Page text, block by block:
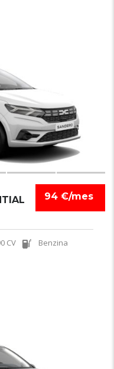
94 €/mes
CV Benzina